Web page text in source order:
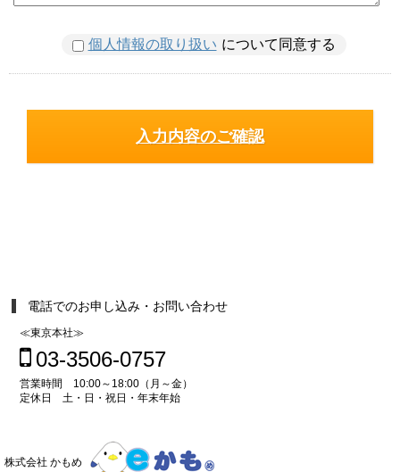
個人情報の取り扱い について同意する
電話でのお申し込み・お問い合わせ
≪東京本社≫
03-3506-0757
営業時間 10:00～18:00（月～金）
定休日 土・日・祝日・年末年始
株式会社 かもめ